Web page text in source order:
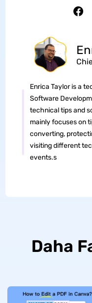
Enrica Taylor is a
Software
technical tips and
mainly focuses on
converting,
visiting different
events.s
Daha